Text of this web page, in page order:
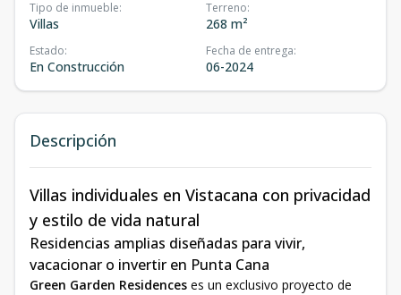
Tipo de inmueble:
Villas
Terreno:
268 m²
Estado:
En Construcción
Fecha de entrega:
06-2024
Descripción
Villas individuales en Vistacana con privacidad
y estilo de vida natural
Residencias amplias diseñadas para vivir,
vacacionar o invertir en Punta Cana
Green Garden Residences es un exclusivo proyecto de